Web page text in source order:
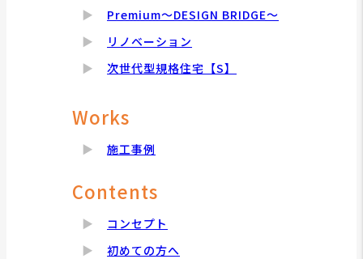
Premium～DESIGN BRIDGE～
リノベーション
次世代型規格住宅【S】
Works
施工事例
Contents
コンセプト
初めての方へ